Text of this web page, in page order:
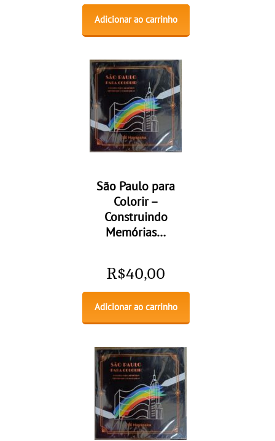
Adicionar ao carrinho
São Paulo para
Colorir –
Construindo
Memórias…
R$40,00
Adicionar ao carrinho